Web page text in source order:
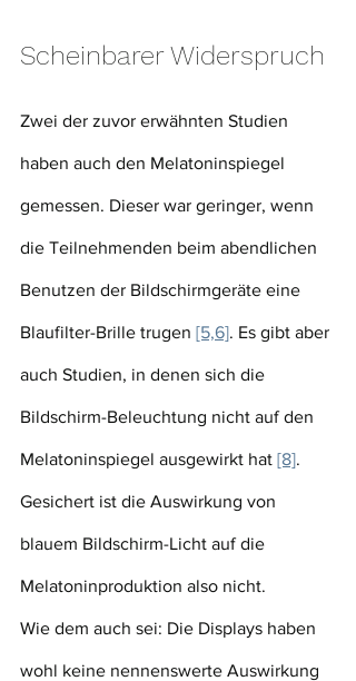
Scheinbarer Widerspruch
Zwei der zuvor erwähnten Studien
haben auch den Melatoninspiegel
gemessen. Dieser war geringer, wenn
die Teilnehmenden beim abendlichen
Benutzen der Bildschirmgeräte eine
Blaufilter-Brille trugen [5,6]. Es gibt aber
auch Studien, in denen sich die
Bildschirm-Beleuchtung nicht auf den
Melatoninspiegel ausgewirkt hat [8].
Gesichert ist die Auswirkung von
blauem Bildschirm-Licht auf die
Melatoninproduktion also nicht.
Wie dem auch sei: Die Displays haben
wohl keine nennenswerte Auswirkung